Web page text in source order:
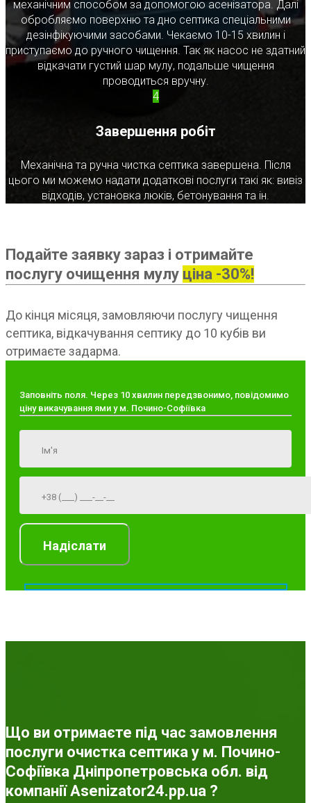
механічним способом за допомогою асенізатора. Далі
обробляємо поверхню та дно септика спеціальними
дезінфікуючими засобами. Чекаємо 10-15 хвилин і
приступаємо до ручного чищення. Так як насос не здатний
відкачати густий шар мулу, подальше чищення
проводиться вручну.
4
Завершення робіт
Механічна та ручна чистка септика завершена. Після
цього ми можемо надати додаткові послуги такі як: вивіз
відходів, установка люків, бетонування та ін.
Подайте заявку зараз і отримайте
послугу очищення мулу ціна -30%!
До кінця місяця, замовляючи послугу чищення
септика, відкачування септику до 10 кубів ви
отримаєте задарма.
Заповніть поля. Через 10 хвилин передзвонимо, повідомимо
ціну викачування ями у м. Почино-Софіївка
Що ви отримаєте під час замовлення
послуги очистка септика у м. Почино-
Софіївка Дніпропетровська обл. від
компанії Asenizator24.pp.ua ?